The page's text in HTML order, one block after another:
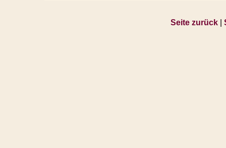
Seite zurück|